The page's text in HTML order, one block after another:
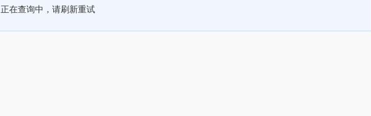
正在查询中，请刷新重试